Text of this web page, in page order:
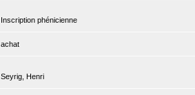
Inscription phénicienne
achat
Seyrig, Henri